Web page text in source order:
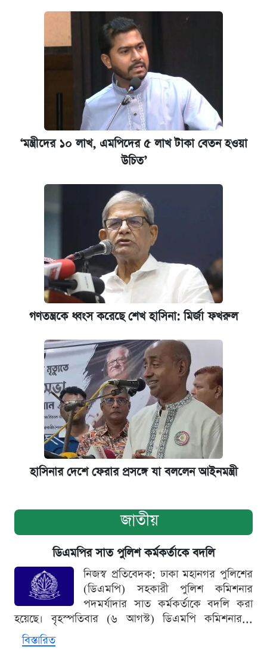
‘মন্ত্রীদের ১০ লাখ, এমপিদের ৫ লাখ টাকা বেতন হওয়া
উচিত’
গণতন্ত্রকে ধ্বংস করেছে শেখ হাসিনা: মির্জা ফখরুল
হাসিনার দেশে ফেরার প্রসঙ্গে যা বললেন আইনমন্ত্রী
জাতীয়
ডিএমপির সাত পুলিশ কর্মকর্তাকে বদলি
নিজস্ব প্রতিবেদক: ঢাকা মহানগর পুলিশের
(ডিএমপি) সহকারী পুলিশ কমিশনার
পদমর্যাদার সাত কর্মকর্তাকে বদলি করা
হয়েছে। বৃহস্পতিবার (৬ আগস্ট) ডিএমপি কমিশনার...
বিস্তারিত